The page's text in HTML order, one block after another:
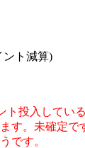
ント減算)
投入してい
す。未確定
です。